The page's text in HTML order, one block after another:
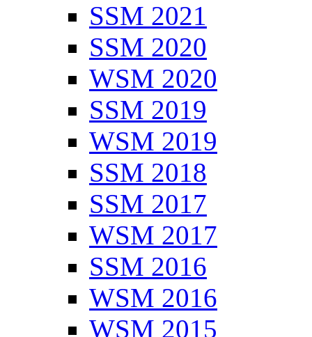
SSM 2021
SSM 2020
WSM 2020
SSM 2019
WSM 2019
SSM 2018
SSM 2017
WSM 2017
SSM 2016
WSM 2016
WSM 2015